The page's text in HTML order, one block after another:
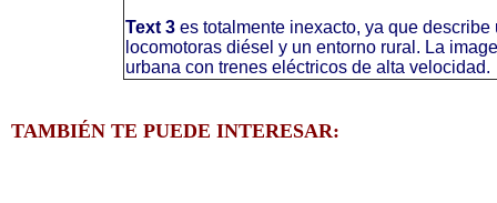
Text 3 es totalmente inexacto, ya que
locomotoras diésel y un entorno rural. La
urbana con trenes eléctricos de alta velocidad.
TAMBIÉN TE PUEDE INTERESAR: